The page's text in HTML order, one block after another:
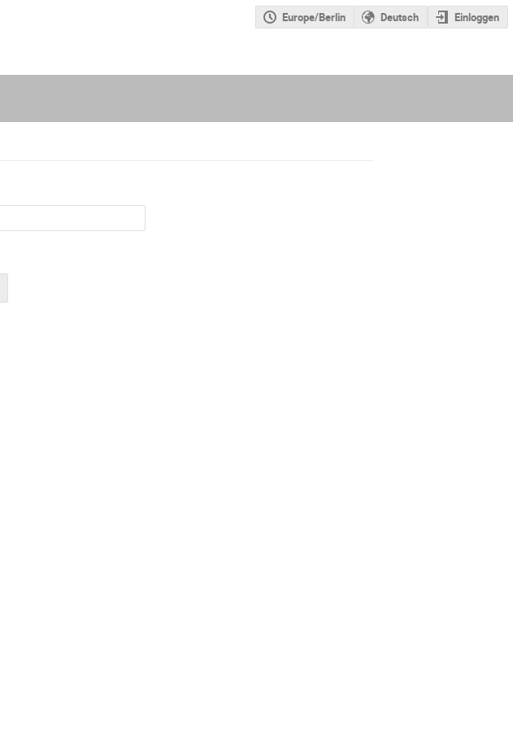
Europe/Berlin Deutsch Einloggen